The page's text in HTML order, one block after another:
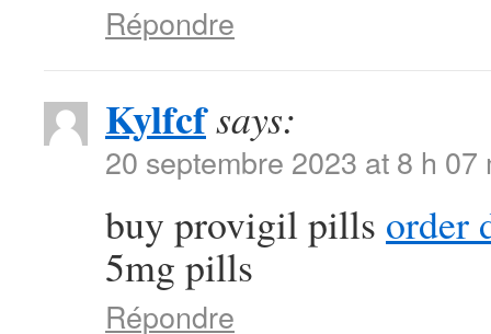
Répondre
Kylfcfsays:
20 septembre 2023 at 8 h 07
buy provigil pills order
5mg pills
Répondre